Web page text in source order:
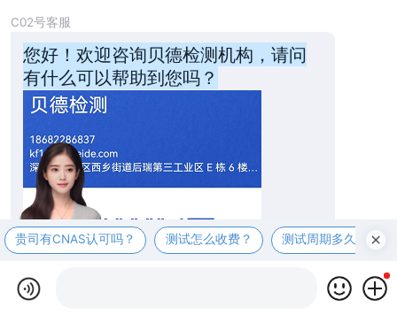
C02号客服
您好！欢迎咨询贝德检测机构，请问
有什么可以帮助到您吗？
贵司有CNAS认可吗？ 测试怎么收费？ 测试周期多久？